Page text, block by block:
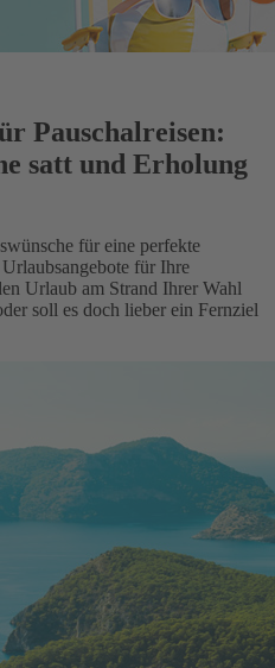
Pauschalreisen:
satt und Erholung
für eine perfekte
für Ihre
Urlaub am Strand Ihrer Wahl
soll es doch lieber ein Fernziel